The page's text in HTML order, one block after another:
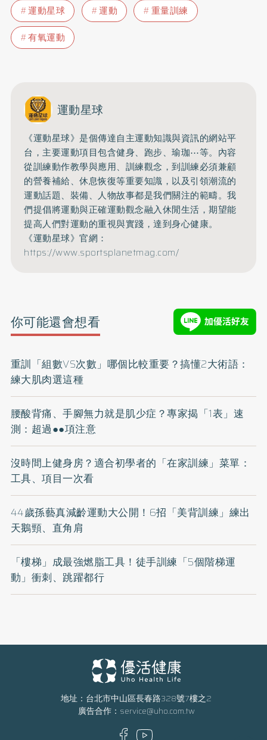
運動星球 運動
重量訓練
有氧運動
運動星球
《運動星球》是個傳達自主運動知識與資訊的網站平
台，主要運動項目包含健身、跑步、瑜珈⋯等。內容
從訓練動作教學與應用、訓練觀念，到訓練必須兼顧
的營養補給、休息恢復等重要知識，以及引領潮流的
運動話題、裝備、人物故事都是我們關注的範疇。我
們提倡將運動與正確運動觀念融入休閒生活，期望能
提高人們對運動的重視與實踐，達到身心健康。
《運動星球》官網：
https://www.sportsplanetmag.com/
你可能還會想看
重訓「組數VS次數」哪個比較重要？搞懂2大術語：
練大肌肉選這種
腰酸背痛、手腳無力就是肌少症？專家揭「1表」速
測：超過●●項注意
沒時間上健身房？適合初學者的「在家訓練」菜單：
工具、項目一次看
44歲孫藝真減齡運動大公開！6招「美背訓練」練出
天鵝頸、直角肩
「樓梯」成最強燃脂工具！徒手訓練「5個階梯運
動」衝刺、跳躍都行
地址：台北市中山區長春路328號7樓之2
廣告合作： service@uho.com.tw